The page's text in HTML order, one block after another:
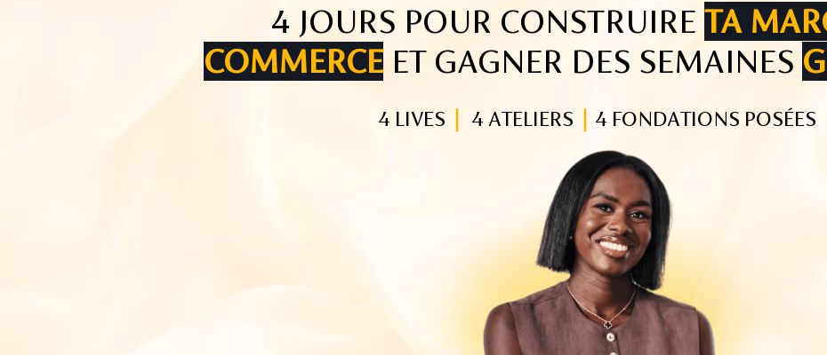
4 JOURS POUR CONSTRUIRE TA
COMMERCEET GAGNER DES SEMAINES
4 LIVES 4 ATELIERS 4 FONDATIONS POSÉES